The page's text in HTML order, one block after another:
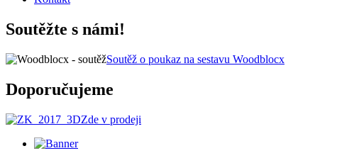
Soutěžte s námi!
Soutěž o poukaz na sestavu Woodblocx
Doporučujeme
Zde v prodeji